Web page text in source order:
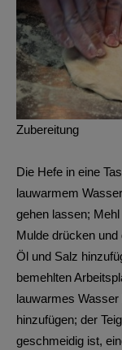
Zubereitung
Die Hefe in eine
lauwarmem
gehen lassen;
Mulde drücken
Öl und Salz
bemehlten
lauwarmes
hinzufügen; der
geschmeidig ist,